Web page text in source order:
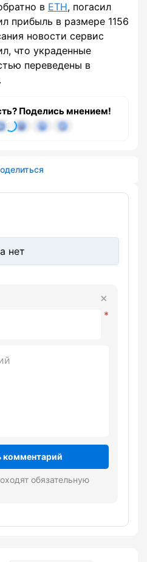
в ETH, погасил
прибыль в размере 1156
новости сервис
что украденные
переведены в
Поделись мнением!
нет
комментарий
обязательную